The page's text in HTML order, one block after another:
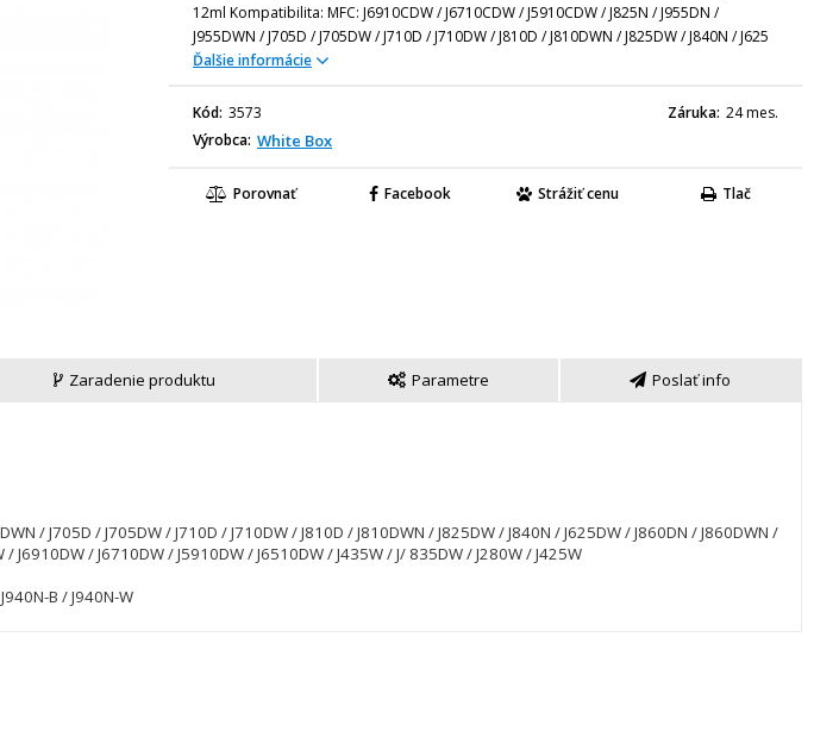
12ml Kompatibilita: MFC: J6910CDW / J6710CDW / J5910CDW / J825N / J955DN /
J955DWN / J705D / J705DW / J710D / J710DW / J810D / J810DWN / J825DW / J840N / J625
Ďalšie informácie
Kód 3573
Výrobca White Box
Záruka 24 mes.
Porovnať Facebook Strážiť cenu Tlač
Zaradenie produktu Parametre Poslať info
/ J705D / J705DW / J710D / J710DW / J810D / J810DWN / J825DW / J840N / J625DW / J860DN / J860DWN /
J6910DW / J6710DW / J5910DW / J6510DW / J435W / J/ 835DW / J280W / J425W
B / J940N-W